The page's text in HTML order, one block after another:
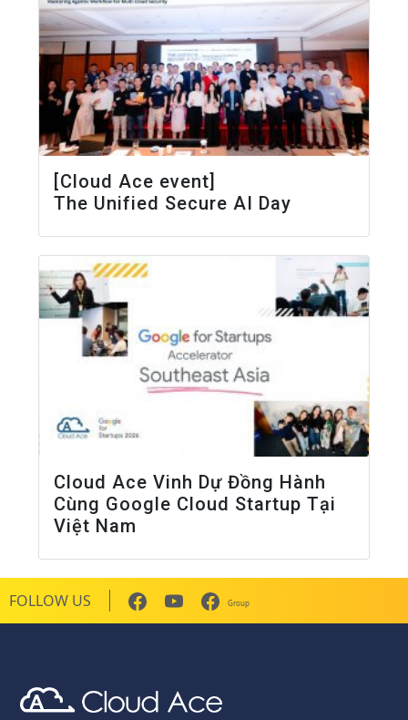
[Cloud Ace event]
The Unified Secure AI Day
Cloud Ace Vinh Dự Đồng Hành
Cùng Google Cloud Startup Tại
Việt Nam
FOLLOW US Group